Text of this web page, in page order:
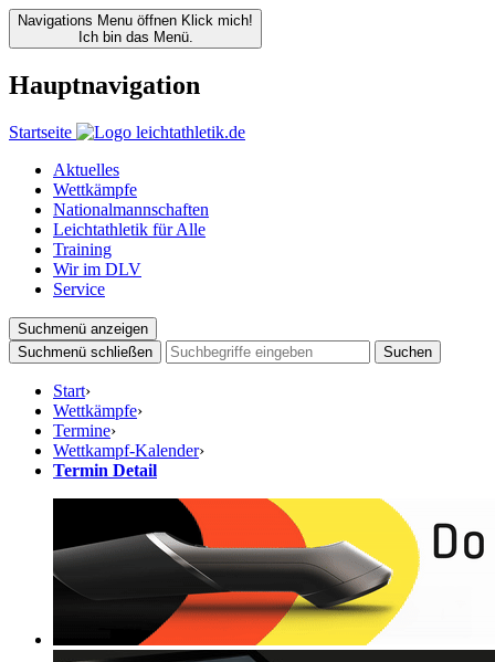
Navigations Menu öffnen Klick mich!
Ich bin das Menü.
Hauptnavigation
Startseite
Aktuelles
Wettkämpfe
Nationalmannschaften
Leichtathletik für Alle
Training
Wir im DLV
Service
Suchmenü anzeigen
Suchmenü schließen
Suchen
Start›
Wettkämpfe›
Termine›
Wettkampf-Kalender›
Termin Detail